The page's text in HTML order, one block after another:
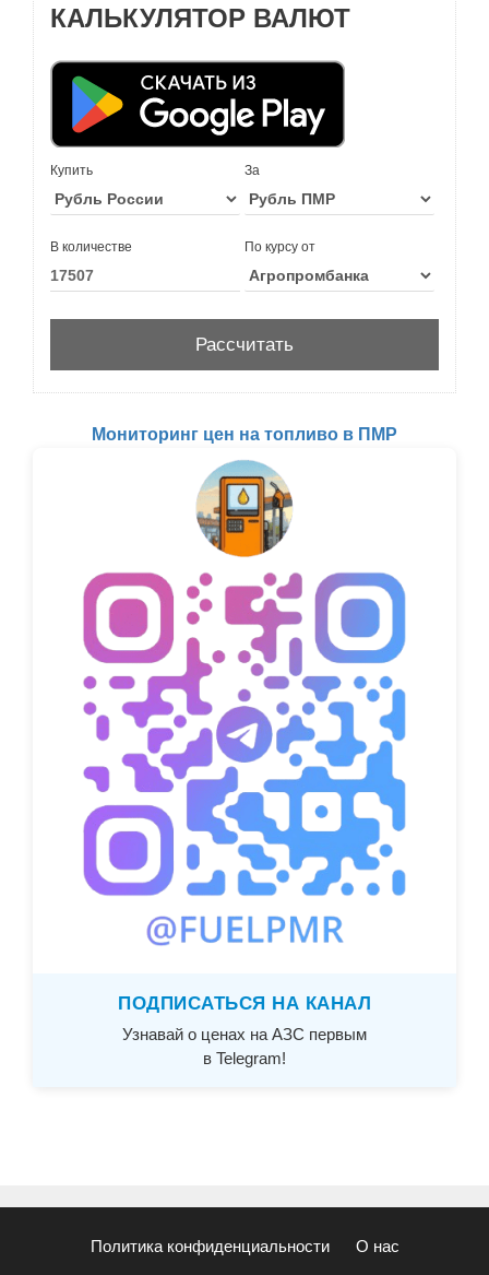
КАЛЬКУЛЯТОР ВАЛЮТ
Купить За
В количестве По курсу от
Мониторинг цен на топливо в ПМР
ПОДПИСАТЬСЯ НА КАНАЛ
Узнавай о ценах на АЗС первым
в Telegram!
Политика конфиденциальности О нас